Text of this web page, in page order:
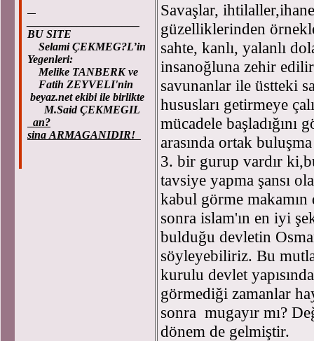
BU SITE
Selami ÇEKMEG?L’in
Yegenleri:
Melike TANBERK ve
Fatih ZEYVELI'nin
beyaz.net ekibi ile birlikte
M.Said ÇEKMEGIL
an?
sina ARMAGANIDIR!
Savaşlar,
güzelliklerinden
sahte, kanlı, yalanlı
insanoğluna zehir
savunanlar ile üstteki
hususları getirmeye
mücadele başladığını
arasında ortak
3. bir gurup vardır
tavsiye yapma şansı
kabul görme makamın
sonra islam'ın en iyi
bulduğu devletin
söyleyebiliriz. Bu
kurulu devlet
görmediği zamanlar
sonra mugayır mı?
dönem de gelmiştir.